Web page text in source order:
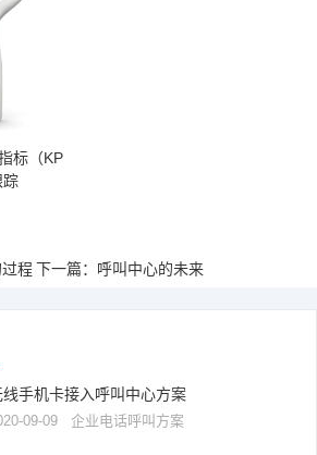
标（KP
踪
过程下一篇：呼叫中心的未来
线手机卡接入呼叫中心方案
09-09 企业电话呼叫方案